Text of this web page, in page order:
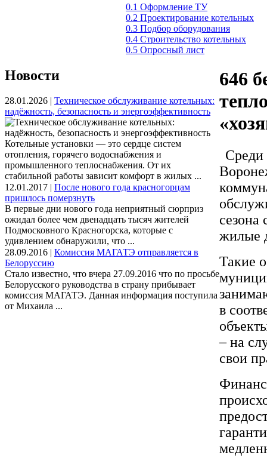
0.1 Оформление ТУ
0.2 Проектирование котельных
0.3 Подбор оборудования
0.4 Строительство котельных
0.5 Опросный лист
Новости
28.01.2026 | Техническое обслуживание котельных:
надёжность, безопасность и энергоэффективность
Котельные установки — это сердце систем
отопления, горячего водоснабжения и
промышленного теплоснабжения. От их
стабильной работы зависит комфорт в жилых ...
12.01.2017 | После нового года красногорцам
пришлось померзнуть
В первые дни нового года неприятный сюрприз
ожидал более чем двенадцать тысяч жителей
Подмосковного Красногорска, которые с
удивлением обнаружили, что ...
28.09.2016 | Комиссия МАГАТЭ отправляется в
Белоруссию
Стало известно, что вчера 27.09.2016 что по просьбе
Белорусского руководства в страну прибывает
комиссия МАГАТЭ. Данная информация поступила
от Михаила ...
646
сезона
жилые
Такие
в
– на
свои